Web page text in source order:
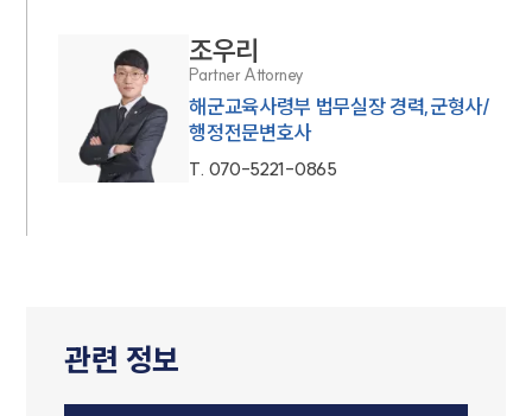
조우리
Partner Attorney
해군교육사령부 법무실장 경력,군형사/
행정전문변호사
T. 070-5221-0865
관련 정보